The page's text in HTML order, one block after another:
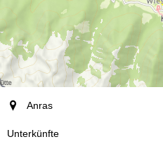
Ort
Unterkünfte
Anras